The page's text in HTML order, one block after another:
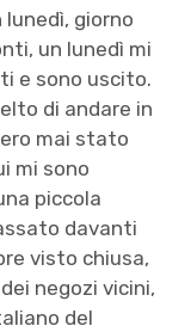
lunedì, giorno
un lunedì mi
e sono uscito.
di andare in
ero mai stato
mi sono
piccola
davanti
visto chiusa,
negozi vicini,
del